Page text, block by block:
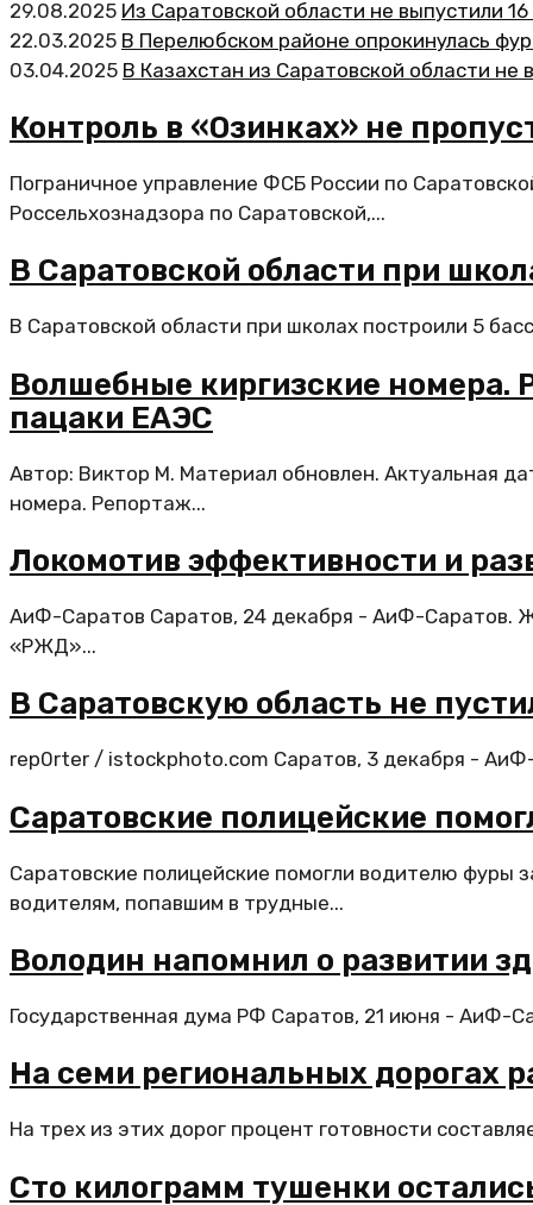
29.08.2025 Из Саратовской области не выпустили
22.03.2025 В Перелюбском районе опрокинулась
03.04.2025 В Казахстан из Саратовской области не
Контроль в «Озинках» не
Пограничное управление ФСБ России по
Россельхознадзора по Саратовской,...
В Саратовской области при
В Саратовской области при школах построили 5
Волшебные киргизские номера.
пацаки ЕАЭС
Автор: Виктор М. Материал обновлен. Актуальная
номера. Репортаж...
Локомотив эффективности и
АиФ-Саратов Саратов, 24 декабря - АиФ-Саратов.
«РЖД»...
В Саратовскую область не
rep0rter / istockphoto.com Саратов, 3 декабря -
Саратовские полицейские
Саратовские полицейские помогли водителю фуры
водителям, попавшим в трудные...
Володин напомнил о развитии
Государственная дума РФ Саратов, 21 июня - АиФ-
На семи региональных дорогах
На трех из этих дорог процент готовности
Сто килограмм тушенки